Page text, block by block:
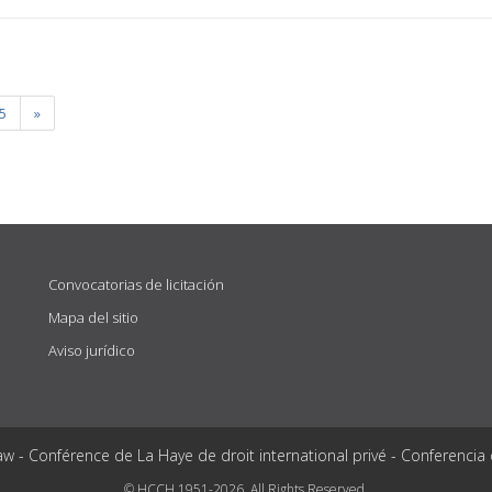
»
Convocatorias de licitación
Mapa del sitio
Aviso jurídico
- Conférence de La Haye de droit international privé -